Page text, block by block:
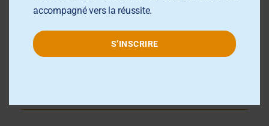
Connexion
Flux des publications
accompagné vers la réussite.
S’INSCRIRE